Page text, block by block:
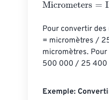
Micrometers=
Pour convertir
= micromètres /
micromètres.
500 000 / 25 400
Exemple: